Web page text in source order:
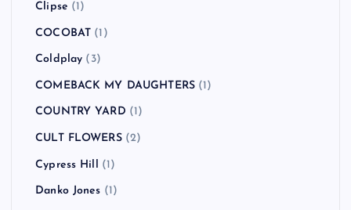
Clipse (1)
COCOBAT (1)
Coldplay (3)
COMEBACK MY DAUGHTERS (1)
COUNTRY YARD (1)
CULT FLOWERS(2)
Cypress Hill (1)
Danko Jones (1)